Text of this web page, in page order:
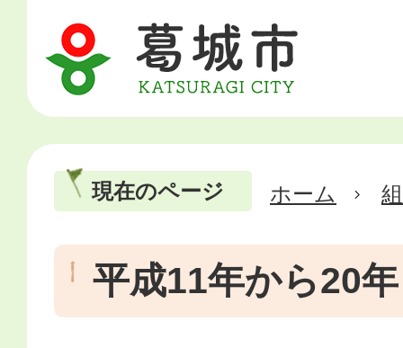
現在のページ ホーム
平成11年から20年